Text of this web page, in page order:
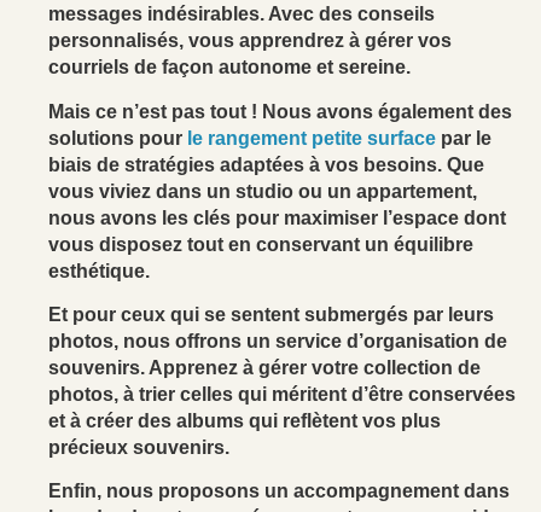
messages indésirables. Avec des conseils
personnalisés, vous apprendrez à gérer vos
courriels de façon autonome et sereine.
Mais ce n’est pas tout ! Nous avons également des
solutions pour le rangement petite surface par le
biais de stratégies adaptées à vos besoins. Que
vous viviez dans un studio ou un appartement,
nous avons les clés pour maximiser l’espace dont
vous disposez tout en conservant un équilibre
esthétique.
Et pour ceux qui se sentent submergés par leurs
photos, nous offrons un service d’organisation de
souvenirs. Apprenez à gérer votre collection de
photos, à trier celles qui méritent d’être conservées
et à créer des albums qui reflètent vos plus
précieux souvenirs.
Enfin, nous proposons un accompagnement dans